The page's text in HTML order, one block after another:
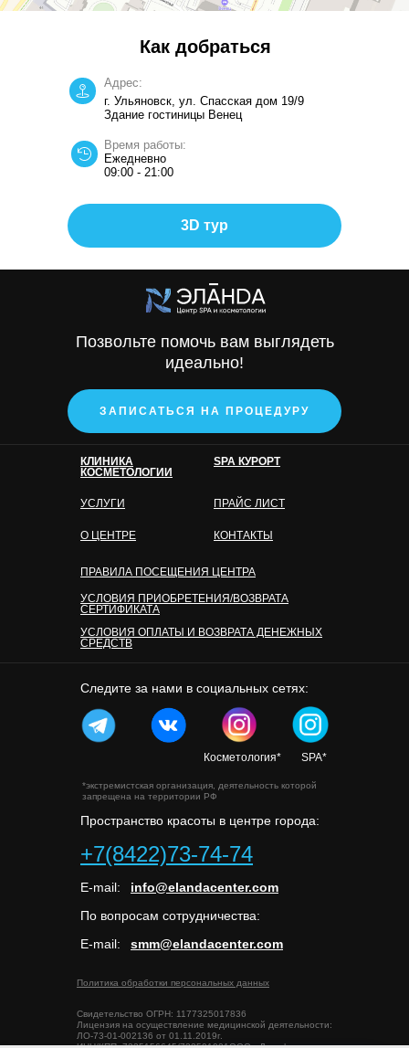
Как добраться
Адрес:
Время работы:
Ежедневно
09:00 - 21:00
г. Ульяновск, ул. Спасская дом 19/9
Здание гостиницы Венец
3D тур
Политика обработки персональных данных
УСЛУГИ
О ЦЕНТРЕ
ПРАЙС ЛИСТ
ПРАВИЛА ПОСЕЩЕНИЯ ЦЕНТРА
УСЛОВИЯ ПРИОБРЕТЕНИЯ/ВОЗВРАТА
СЕРТИФИКАТА
УСЛОВИЯ ОПЛАТЫ И ВОЗВРАТА ДЕНЕЖНЫХ
СРЕДСТВ
Позвольте помочь вам выглядеть
идеально!
ЗАПИСАТЬСЯ НА ПРОЦЕДУРУ
КОНТАКТЫ
Следите за нами в социальных сетях:
+7(8422)73-74-74
Пространство красоты в центре города:
По вопросам сотрудничества:
E-mail:
E-mail: smm@elandacenter.com
info@elandacenter.com
Свидетельство ОГРН: 1177325017836
Лицензия на осуществление медицинской деятельности:
ЛО-73-01-002136 от 01.11.2019г.
Косметология* SPA*
*экстремистская организация, деятельность которой
запрещена на территории РФ
КЛИНИКА
КОСМЕТОЛОГИИ
SPA КУРОРТ